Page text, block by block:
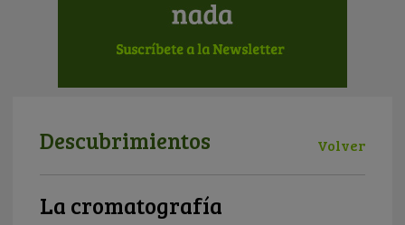
Descubrimientos Volver
La cromatografía